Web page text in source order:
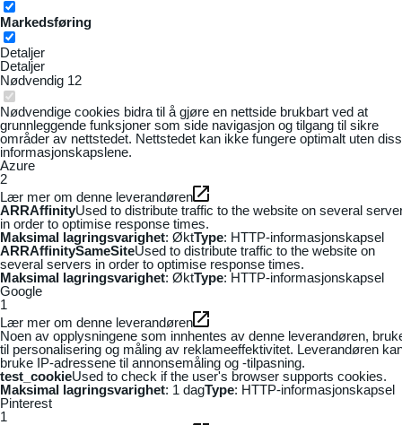
Markedsføring
Detaljer
Detaljer
Nødvendig 12
Nødvendige cookies bidra til å gjøre en nettside brukbart ved at
grunnleggende funksjoner som side navigasjon og tilgang til sikre
områder av nettstedet. Nettstedet kan ikke fungere optimalt uten
informasjonskapslene.
Azure
2
Lær mer om denne leverandøren
ARRAffinityUsed to distribute traffic to the website on several
in order to optimise response times.
Maksimal lagringsvarighet: ØktType: HTTP-informasjonskapsel
ARRAffinitySameSiteUsed to distribute traffic to the website on
several servers in order to optimise response times.
Maksimal lagringsvarighet: ØktType: HTTP-informasjonskapsel
Google
1
Lær mer om denne leverandøren
Noen av opplysningene som innhentes av denne leverandøren,
til personalisering og måling av reklameeffektivitet. Leverandøren
bruke IP-adressene til annonsemåling og -tilpasning.
test_cookieUsed to check if the user's browser supports cookies.
Maksimal lagringsvarighet: 1 dagType: HTTP-informasjonskapsel
Pinterest
1